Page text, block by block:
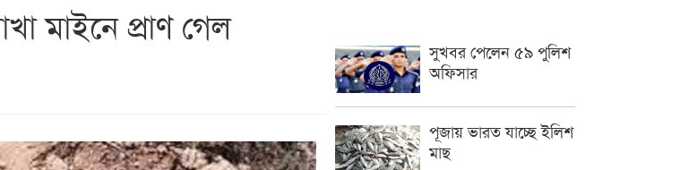
মাইনে প্রাণ গেল
সুখবর পেলেন ৫৯ পুলিশ
অফিসার
পূজায় ভারত যাচ্ছে ইলিশ
মাছ